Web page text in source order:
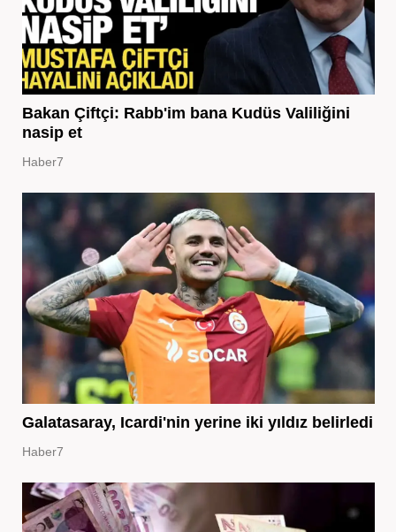
Bakan Çiftçi: Rabb'im bana Kudüs Valiliğini
nasip et
Haber7
Galatasaray, Icardi'nin yerine iki yıldız belirledi
Haber7